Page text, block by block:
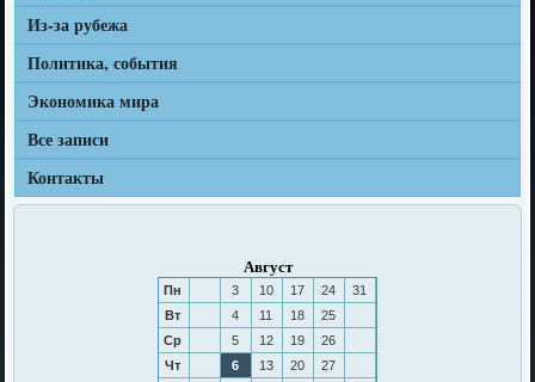
Из-за рубежа
Политика, события
Экономика мира
Все записи
Контакты
Август
Пн 3 10 17 24
31
Вт
4 11 18
25
Ср
5 12 19
26
Чт
6 13 20
27